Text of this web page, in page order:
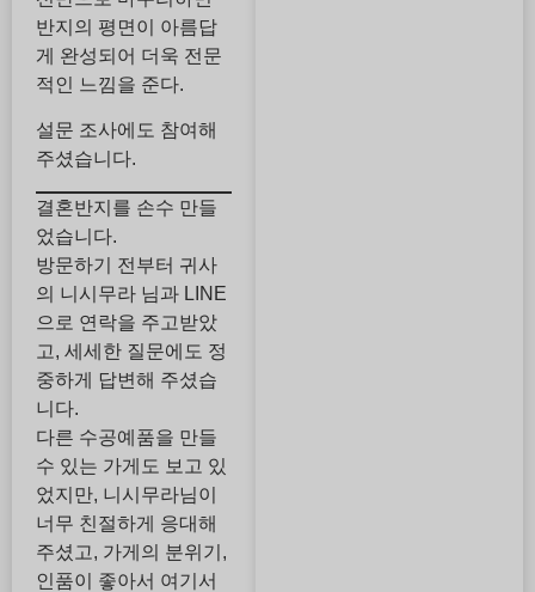
반지의 평면이 아름답
게 완성되어 더욱 전문
적인 느낌을 준다.
설문 조사에도 참여해
주셨습니다.
결혼반지를 손수 만들
었습니다.
방문하기 전부터 귀사
의 니시무라 님과 LINE
으로 연락을 주고받았
고, 세세한 질문에도 정
중하게 답변해 주셨습
니다.
다른 수공예품을 만들
수 있는 가게도 보고 있
었지만, 니시무라님이
너무 친절하게 응대해
주셨고, 가게의 분위기,
인품이 좋아서 여기서